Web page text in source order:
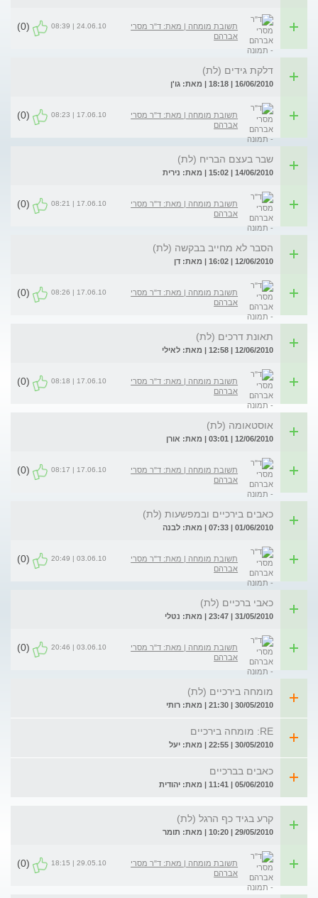
תשובת מומחה | מאת: ד"ר מסרי
אברהם
24.06.10 | 08:39
(0)
דלקת גידים (לת)
16/06/2010 | 18:18 | מאת: גו'ן
תשובת מומחה | מאת: ד"ר מסרי
אברהם
17.06.10 | 08:23
(0)
שבר בעצם הבריח (לת)
14/06/2010 | 15:02 | מאת: נירית
תשובת מומחה | מאת: ד"ר מסרי
אברהם
17.06.10 | 08:21
(0)
הסבר לא מחייב בבקשה (לת)
12/06/2010 | 16:02 | מאת: דן
תשובת מומחה | מאת: ד"ר מסרי
אברהם
17.06.10 | 08:26
(0)
תאונת דרכים (לת)
12/06/2010 | 12:58 | מאת: לאילי
תשובת מומחה | מאת: ד"ר מסרי
אברהם
17.06.10 | 08:18
(0)
אוסטאומה (לת)
12/06/2010 | 03:01 | מאת: אורן
תשובת מומחה | מאת: ד"ר מסרי
אברהם
17.06.10 | 08:17
(0)
כאבים בירכיים ובמפשעות (לת)
01/06/2010 | 07:33 | מאת: לבנה
תשובת מומחה | מאת: ד"ר מסרי
אברהם
03.06.10 | 20:49
(0)
כאבי ברכיים (לת)
31/05/2010 | 23:47 | מאת: נטלי
תשובת מומחה | מאת: ד"ר מסרי
אברהם
03.06.10 | 20:46
(0)
מומחה בירכיים (לת)
30/05/2010 | 21:30 | מאת: רותי
RE: מומחה בירכיים
30/05/2010 | 22:55 | מאת: יעל
כאבים בברכיים
05/06/2010 | 11:41 | מאת: יהודית
קרע בגיד כף הרגל (לת)
29/05/2010 | 10:20 | מאת: תומר
תשובת מומחה | מאת: ד"ר מסרי
אברהם
29.05.10 | 18:15
(0)